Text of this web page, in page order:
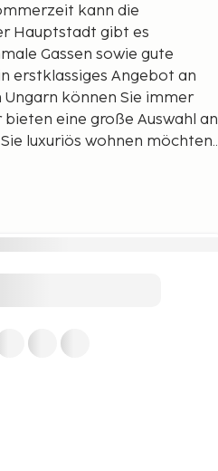
kann die
Hauptstadt gibt es
Gassen sowie gute
erstklassiges Angebot an
Ungarn können Sie immer
eine große Auswahl an
luxuriös wohnen möchten,